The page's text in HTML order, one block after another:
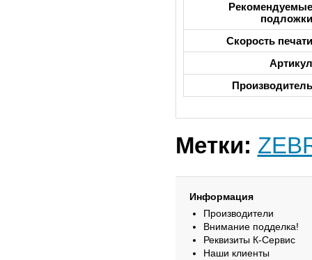
Рекомендуемые
подложки
Скорость печати
Артикул
Производитель
Метки:
Информация
Производители
Внимание подделка!
Реквизиты К-Сервис
Наши клиенты